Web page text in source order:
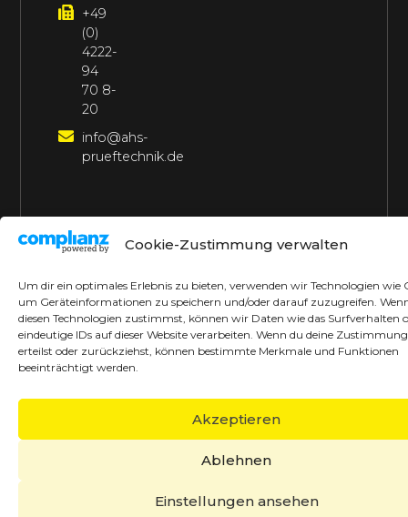
Cookie-Zustimmung verwalten
Um dir ein optimales Erlebnis zu bieten, verwenden wir Technologien wie
um Geräteinformationen zu speichern und/oder darauf zuzugreifen.
diesen Technologien zustimmst, können wir Daten wie das Surfverhalten
eindeutige IDs auf dieser Website verarbeiten. Wenn du deine
erteilst oder zurückziehst, können bestimmte Merkmale und Funktionen
beeinträchtigt werden.
Akzeptieren
Ablehnen
Einstellungen ansehen
+49
(0)
4222-
94
70 8-
20
info@ahs-
prueftechnik.de
©2026 AHS PrüftechnikAlle Rechte vorbehalten